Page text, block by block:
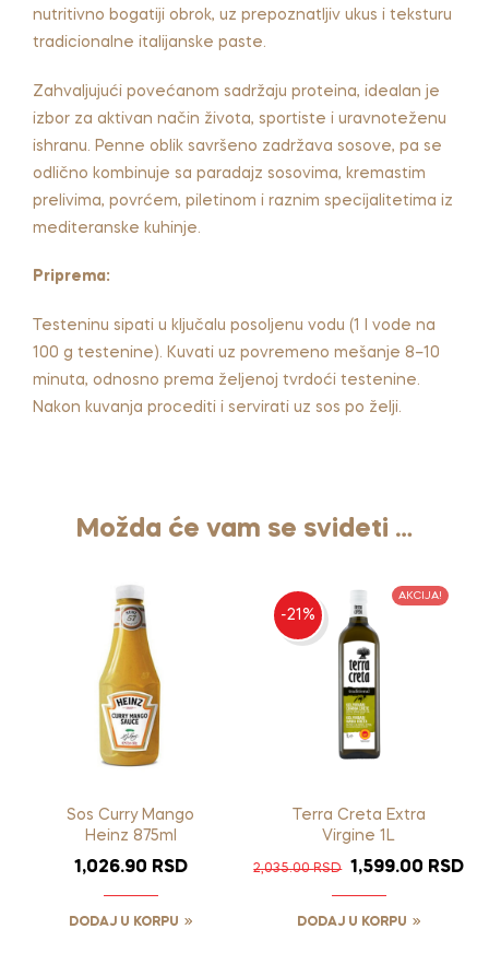
nutritivno bogatiji obrok, uz prepoznatljiv ukus i teksturu
tradicionalne italijanske paste.
Zahvaljujući povećanom sadržaju proteina, idealan je
izbor za aktivan način života, sportiste i uravnoteženu
ishranu. Penne oblik savršeno zadržava sosove, pa se
odlično kombinuje sa paradajz sosovima, kremastim
prelivima, povrćem, piletinom i raznim specijalitetima iz
mediteranske kuhinje.
Priprema:
Testeninu sipati u ključalu posoljenu vodu (1 l vode na
100 g testenine). Kuvati uz povremeno mešanje 8–10
minuta, odnosno prema željenoj tvrdoći testenine.
Nakon kuvanja procediti i servirati uz sos po želji.
Možda će vam se svideti …
Sos Curry Mango
Heinz 875ml
1,026.90 RSD
DODAJ U KORPU
-21%
AKCIJA!
Terra Creta Extra
Virgine 1L
2,035.00RSD 1,599.00 RSD
DODAJ U KORPU